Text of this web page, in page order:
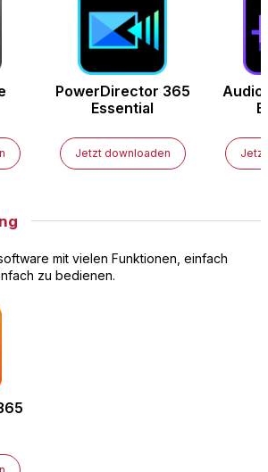
PowerDirector 365
Essential
Jetzt downloaden
mit vielen Funktionen, einfach
zu bedienen.